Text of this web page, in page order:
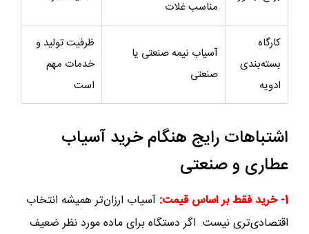
مناسب غلات
کارگاه
بسته‌بندی
ادویه
آسیاب نیمه صنعتی یا
صنعتی
ظرفیت تولید و
خدمات مهم
است
اشتباهات رایج هنگام خرید آسیاب
عطاری و صنعتی
1- خرید فقط بر اساس قیمت:
آسیاب ارزان‌تر همیشه انتخاب
اقتصادی‌تری نیست. اگر دستگاه برای ماده مورد نظر ضعیف